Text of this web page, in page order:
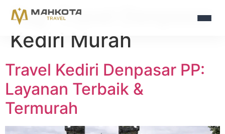
Tag:Travel Denpasar
Kediri Murah
Travel Kediri Denpasar PP:
Layanan Terbaik &
Termurah